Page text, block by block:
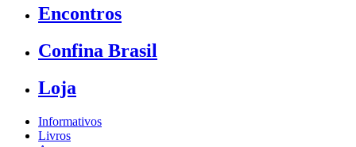
Encontros
Confina Brasil
Loja
Informativos
Livros